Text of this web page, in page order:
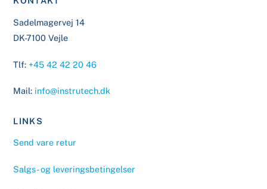
Sadelmagervej 14
DK-7100 Vejle
Tlf: +45 42 42 20 46
Mail: info@instrutech.dk
LINKS
Send vare retur
Salgs- og leveringsbetingelser